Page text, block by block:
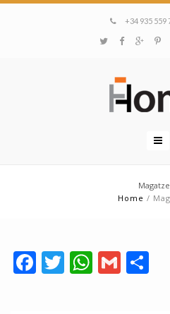
+34 935 559
Home /
Facebook
TwitterGmail